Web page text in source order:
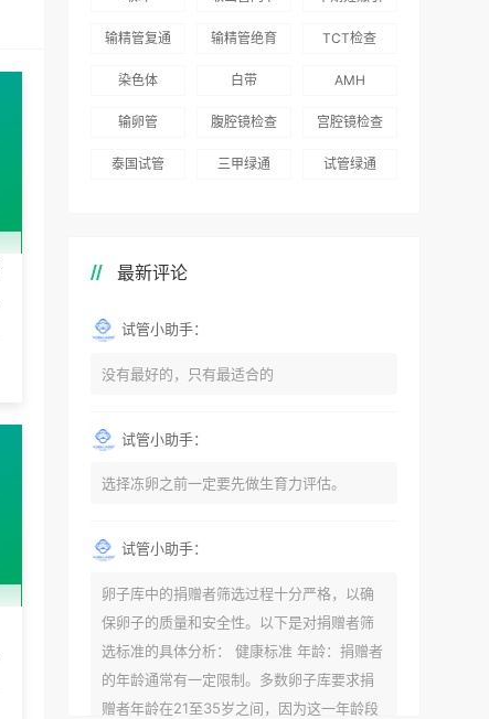
得分最高
资源库志愿
海外辅助生
输精管复通
输精管绝育
TCT检查
染色体 白带 AMH
输卵管 腹腔镜检查 宫腔镜检查
泰国试管 三甲绿通 试管绿通
最新评论
试管小助手：
没有最好的，只有最适合的
试管小助手：
选择冻卵之前一定要先做生育力评估。
试管小助手：
卵子库中的捐赠者筛选过程十分严格，以确
保卵子的质量和安全性。以下是对捐赠者筛
选标准的具体分析： 健康标准 年龄：捐赠者
的年龄通常有一定限制。多数卵子库要求捐
赠者年龄在21至35岁之间，因为这一年龄段